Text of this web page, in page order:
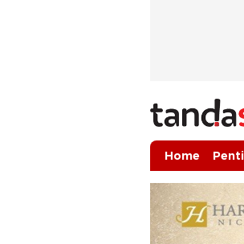
tandaseru.com
tandaseru.com
Home